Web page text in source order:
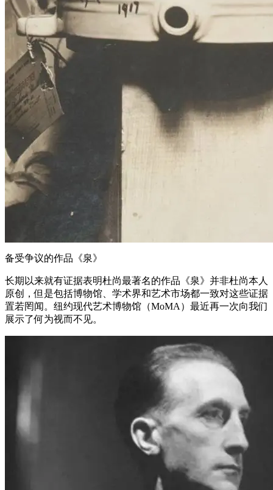
备受争议的作品《泉》
长期以来就有证据表明杜尚最著名的作品《泉》并非杜尚本人
原创，但是包括博物馆、学术界和艺术市场都一致对这些证据
置若罔闻。纽约现代艺术博物馆（MoMA）最近再一次向我们
展示了何为视而不见。